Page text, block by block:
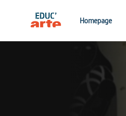
Homepage